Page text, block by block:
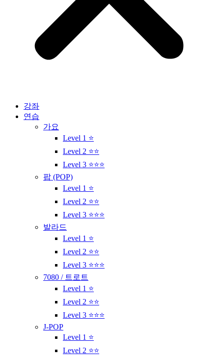
강좌
연습
가요
Level 1 ⭐
Level 2 ⭐⭐
Level 3 ⭐⭐⭐
팝 (POP)
Level 1 ⭐
Level 2 ⭐⭐
Level 3 ⭐⭐⭐
발라드
Level 1 ⭐
Level 2 ⭐⭐
Level 3 ⭐⭐⭐
7080 / 트로트
Level 1 ⭐
Level 2 ⭐⭐
Level 3 ⭐⭐⭐
J-POP
Level 1 ⭐
Level 2 ⭐⭐